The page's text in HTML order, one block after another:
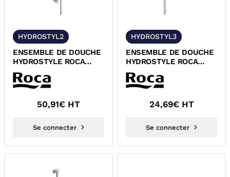
HYDROSTYL2
ENSEMBLE DE DOUCHE
HYDROSTYLE ROCA
Z5399112021
50,91€ HT
Se connecter
HYDROSTYL3
ENSEMBLE DE DOUCHE
HYDROSTYLE ROCA
Z5385111101
24,69€ HT
Se connecter